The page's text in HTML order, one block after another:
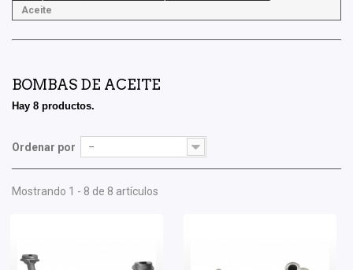
Aceite
BOMBAS DE ACEITE
Hay 8 productos.
Ordenar por --
Mostrando 1 - 8 de 8 artículos